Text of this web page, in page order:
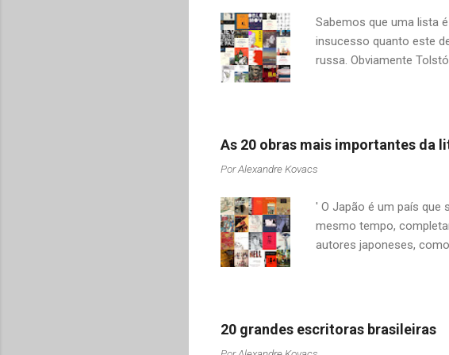
Sabemos que uma lista
insucesso quanto este
russa. Obviamente
ou "Guerra e Paz"? O
encontram disponíveis
destaque para o
saudoso mestre Boris
As 20 obras mais importantes da
PorAlexandre Kovacs
' O Japão é um país que
mesmo tempo,
autores japoneses,
da cultura ocidental ao
para os leitores
20 grandes escritoras brasileiras